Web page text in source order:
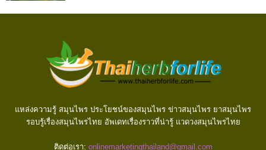
แหล่งความรู้ สมุนไพร ประโยชน์ของสมุนไพร ข่าวสมุนไพร ยาสมุนไพร
รอบรู้เรื่องสมุนไพรไทย อัพเดทเรื่องราวที่น่ารู้ แวดวงสมุนไพรไทย
ติดต่อเรา: onlinemarketingthailand@gmail.com